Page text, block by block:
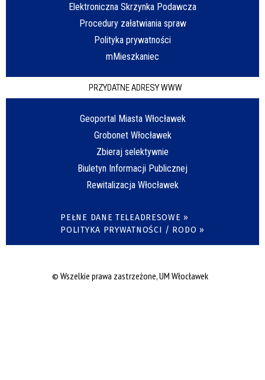
Elektroniczna Skrzynka Podawcza
Procedury załatwiania spraw
Polityka prywatności
mMieszkaniec
PRZYDATNE ADRESY WWW
Geoportal Miasta Włocławek
Grobonet Włocławek
Zbieraj selektywnie
Biuletyn Informacji Publicznej
Rewitalizacja Włocławek
PEŁNE DANE TELEADRESOWE »
POLITYKA PRYWATNOŚCI / RODO »
© Wszelkie prawa zastrzeżone, UM Włocławek